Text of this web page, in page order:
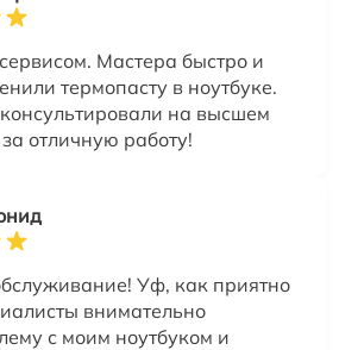
Мастера быстро и
термопасту в ноутбуке.
на высшем
отличную работу!
Уф, как приятно
внимательно
с моим ноутбуком и